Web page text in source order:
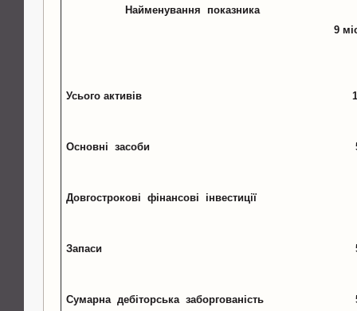
Найменування показника
9
Усього активів
Основні засоби
Довгострокові фінансові інвестиції
Запаси
Сумарна дебіторська заборгованість